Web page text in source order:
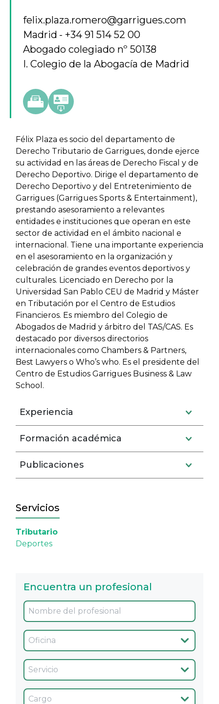
felix.plaza.romero@garrigues.com
Madrid
+34 91 514 52 00
Abogado colegiado nº 50138
I. Colegio de la Abogacía de Madrid
Félix Plaza es socio del departamento de
Derecho Tributario de Garrigues, donde ejerce
su actividad en las áreas de Derecho Fiscal y de
Derecho Deportivo. Dirige el departamento de
Derecho Deportivo y del Entretenimiento de
Garrigues (Garrigues Sports & Entertainment),
prestando asesoramiento a relevantes
entidades e instituciones que operan en este
sector de actividad en el ámbito nacional e
internacional. Tiene una importante experiencia
en el asesoramiento en la organización y
celebración de grandes eventos deportivos y
culturales. Licenciado en Derecho por la
Universidad San Pablo CEU de Madrid y Máster
en Tributación por el Centro de Estudios
Financieros. Es miembro del Colegio de
Abogados de Madrid y árbitro del TAS/CAS. Es
destacado por diversos directorios
internacionales como Chambers & Partners,
Best Lawyers o Who’s who. Es el presidente del
Centro de Estudios Garrigues Business & Law
School.
Experiencia
Formación académica
Publicaciones
Servicios
Tributario
Deportes
Encuentra un profesional
Oficina
Servicio
Cargo